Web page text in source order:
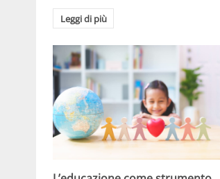
Leggi di più